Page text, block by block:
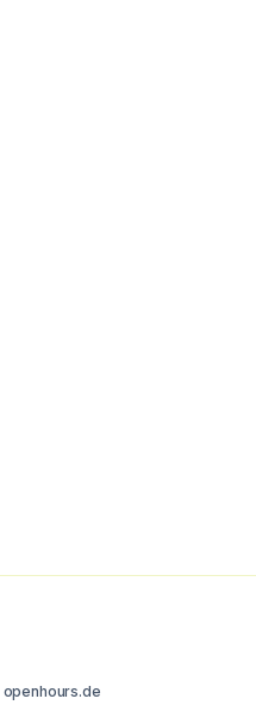
openhours.de